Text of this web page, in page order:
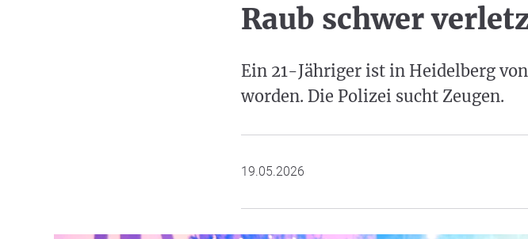
Raub schwer
Ein 21-Jähriger ist in Heidelberg
worden. Die Polizei sucht Zeugen.
19.05.2026